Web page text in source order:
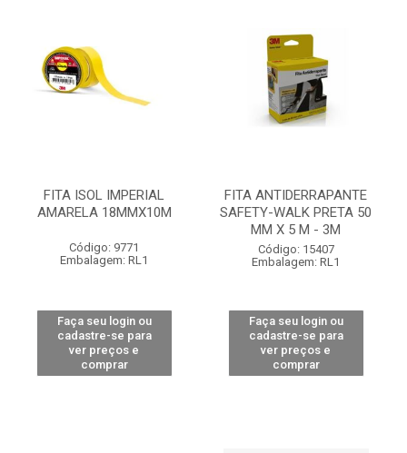
FITA ISOL IMPERIAL
AMARELA 18MMX10M
Código: 9771
Embalagem: RL1
Faça seu login ou
cadastre-se para
ver preços e
comprar
FITA ANTIDERRAPANTE
SAFETY-WALK PRETA 50
MM X 5 M - 3M
Código: 15407
Embalagem: RL1
Faça seu login ou
cadastre-se para
ver preços e
comprar